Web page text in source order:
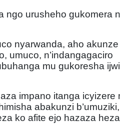
ngo urusheho gukomera
nyarwanda, aho
umuco, n’indangagaciro
mu gukoresha ijwi
impano itanga icyizere
abakunzi
ko afite ejo hazaza